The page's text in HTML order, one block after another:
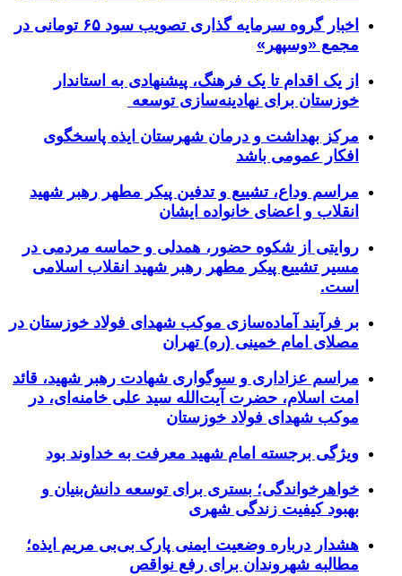
اخبار گروه سرمایه گذاری تصویب سود ۶۵ تومانی در
مجمع «وسپهر»
از یک اقدام تا یک فرهنگ، پیشنهادی به استاندار
خوزستان برای نهادینه‌سازی توسعه
مرکز بهداشت و درمان شهرستان ایذه پاسخگوی
افکار عمومی باشد
مراسم وداع، تشییع و تدفین پیکر مطهر رهبر شهید
انقلاب و اعضای خانواده ایشان
روایتی از شکوه حضور، همدلی و حماسه مردمی در
مسیر تشییع پیکر مطهر رهبر شهید انقلاب اسلامی
است.
بر فرآیند آماده‌سازی موکب شهدای فولاد خوزستان در
مصلای امام خمینی (ره) تهران
مراسم عزاداری و سوگواری شهادت رهبر شهید، قائد
امت اسلام، حضرت آیت‌الله سید علی خامنه‌ای، در
موکب شهدای فولاد خوزستان
ویژگی برجسته امام شهید معرفت به خداوند بود
خواهرخواندگی؛ بستری برای توسعه دانش‌بنیان و
بهبود کیفیت زندگی شهری
هشدار درباره وضعیت ایمنی پارک بی‌بی مریم ایذه؛
مطالبه شهروندان برای رفع نواقص